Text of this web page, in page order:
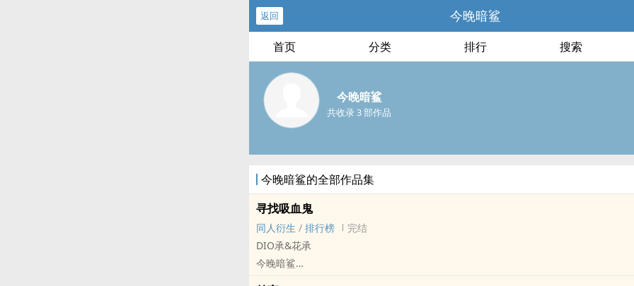
返回 今晚暗鲨
首页 分类 排行 搜索
今晚暗鲨
共收录 3 部作品
今晚暗鲨的全部作品集
寻找吸血鬼
同人衍生 / 排行榜
完结
DIO承&花承
今晚暗鲨
JOJO[JOJO的奇妙冒险] - 同人衍生 - 动漫同人 - BL